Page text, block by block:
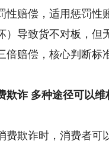
性赔偿，适用惩罚性
）导致货不对板，
倍赔偿，核心判断标
诈 多种途径可以维
欺诈时，消费者可